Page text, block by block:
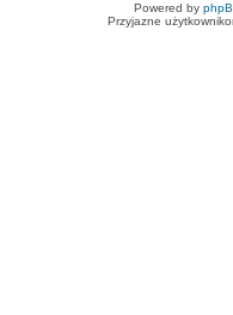
Powered by
Przyjazne